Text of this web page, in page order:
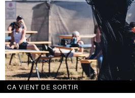
CA VIENT DE SORTIR